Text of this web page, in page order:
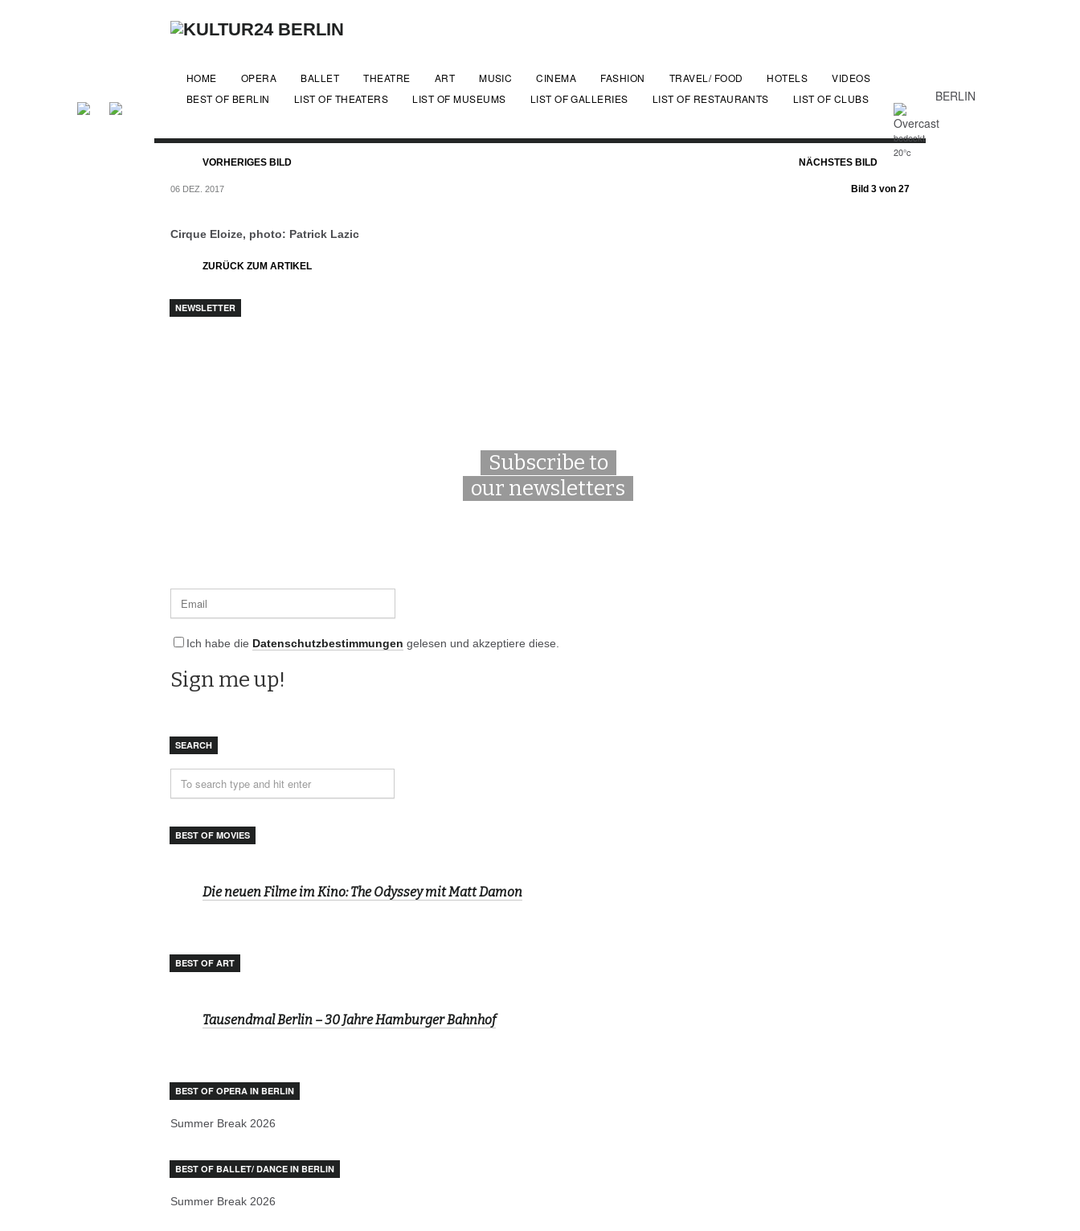
BERLIN
bedeckt
20°c
HOME OPERA BALLET THEATRE ART MUSIC CINEMA FASHION TRAVEL/ FOOD HOTELS
VIDEOS
BEST OF BERLIN
LIST OF THEATERS LIST OF MUSEUMS LIST OF GALLERIES LIST OF RESTAURANTS LIST OF CLUBS
VORHERIGES BILD NÄCHSTES BILD
06 DEZ. 2017 Bild 3 von 27
Cirque Eloize, photo: Patrick Lazic
ZURÜCK ZUM ARTIKEL
NEWSLETTER
Subscribe to
our newsletters
Ich habe die Datenschutzbestimmungen gelesen und akzeptiere diese.
SEARCH
BEST OF MOVIES
Die neuen Filme im Kino: The Odyssey mit Matt Damon
BEST OF ART
Tausendmal Berlin – 30 Jahre Hamburger Bahnhof
BEST OF OPERA IN BERLIN
Summer Break 2026
BEST OF BALLET/ DANCE IN BERLIN
Summer Break 2026